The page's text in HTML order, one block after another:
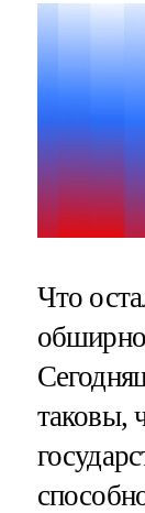
Что
таковы,